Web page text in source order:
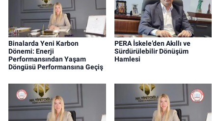
Binalarda Yeni Karbon
Dönemi: Enerji
Performansından Yaşam
Döngüsü Performansına Geçiş
PERA İskele’den Akıllı ve
Sürdürülebilir Dönüşüm
Hamlesi